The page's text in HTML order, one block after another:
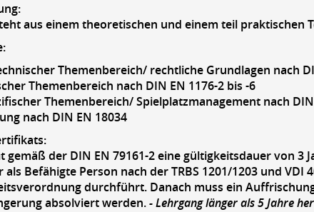
aus einem theoretischen und einem teil praktischen
Themenbereich/ rechtliche Grundlagen nach
Themenbereich nach DIN EN 1176-2 bis -6
Themenbereich/ Spielplatzmanagement nach
nach DIN EN 18034
gemäß der DIN EN 79161-2 eine gültigkeitsdauer von 3
Befähigte Person nach der TRBS 1201/1203 und VDI
durchführt. Danach muss ein
absolviert werden.- Lehrgang länger als 5 Jahre